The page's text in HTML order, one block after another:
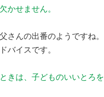
かせません。
さんの出番のようですね
バイスです。
きは、子どものいいとろ